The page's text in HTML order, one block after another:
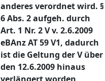
anderes verordnet wird. §
6 Abs. 2 aufgeh. durch
Art. 1 Nr. 2 V v. 2.6.2009
eBAnz AT 59 V1, dadurch
ist die Geltung der V über
den 12.6.2009 hinaus